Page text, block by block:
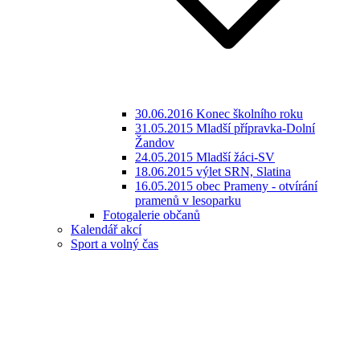
30.06.2016 Konec školního roku
31.05.2015 Mladší přípravka-Dolní
Žandov
24.05.2015 Mladší žáci-SV
18.06.2015 výlet SRN, Slatina
16.05.2015 obec Prameny - otvírání
pramenů v lesoparku
Fotogalerie občanů
Kalendář akcí
Sport a volný čas